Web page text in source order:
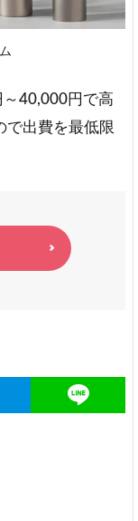
40,000円で高
で出費を最低限